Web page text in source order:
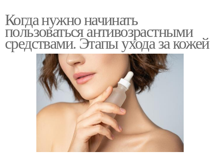
Когда нужно начинать
пользоваться антивозрастными
средствами. Этапы ухода за кожей